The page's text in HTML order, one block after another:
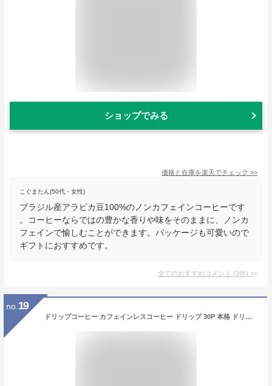
ショップでみる
価格と在庫を楽天でチェック >>
こぐまたん(50代・女性)
ブラジル産アラビカ豆100%のノンカフェインコーヒーです
。コーヒーならではの豊かな香りや味をそのままに、ノンカ
フェインで愉しむことができます。パッケージも可愛いので
ギフトにおすすめです。
全てのおすすめコメント (3件) >
no. 19
ドリップコーヒー カフェインレスコーヒー ドリップ 30P 本格 ドリップバッグコーヒー カフェインレス コーヒー 珈琲 マイルド ノンカフェイン デカフェ 妊婦 子供 ドリップバッグ デカフェコーヒー 大量 大容量 京都 京都珈琲 京都コーヒー カフカ お歳暮 クリスマス